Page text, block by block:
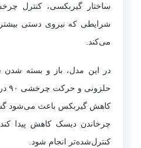
ساختار گیربکسی، کنترل
شرایطی که نیروی دستی
می‌کند.
در این مدل، باز و بسته شدن
کاهش گیربکس باعث می‌شود
چرخاندن دیسک کاهش پیدا
کنترل‌شده‌تر انجام شود.